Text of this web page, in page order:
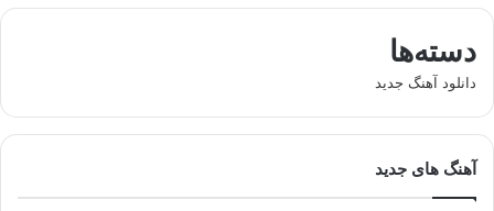
دسته‌ها
دانلود آهنگ جدید
آهنگ های جدید